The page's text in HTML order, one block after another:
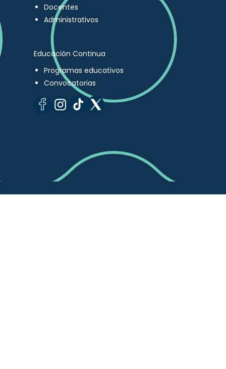
Docentes
Administrativos
Educación Continua
Programas educativos
Convocatorias